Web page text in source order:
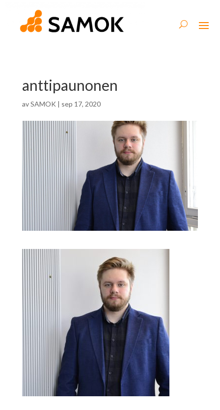
anttipaunonen
avSAMOK | sep 17, 2020